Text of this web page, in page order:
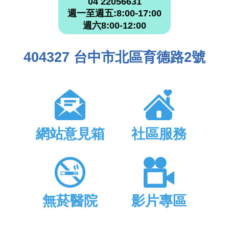
週一至週五:8:00-17:00
週六8:00-12:00
404327 台中市北區育德路2號
網站意見箱 社區服務
無菸醫院 影片專區